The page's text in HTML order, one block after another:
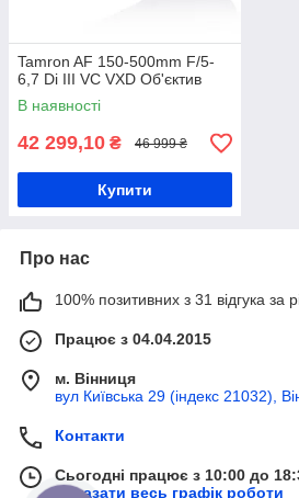
Tamron AF 150-500mm F/5-
6,7 Di III VC VXD Об'єктив
В наявності
42 299,10 ₴ 46 999 ₴
Купити
Про нас
100% позитивних з 31 відгука за
Працює з 04.04.2015
м. Вінниця
вул Київська 29 (індекс 21032),
Контакти
Сьогодні працює з 10:00 до
Показати весь графік роботи